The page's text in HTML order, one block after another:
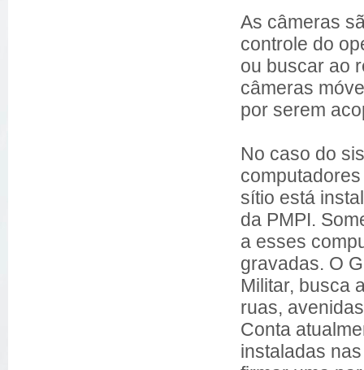
As câmeras
controle do
ou buscar ao
câmeras
por serem
No caso do
sítio está
da PMPI.
a esses
gravadas. O
Militar, busca
ruas,
Conta
instaladas